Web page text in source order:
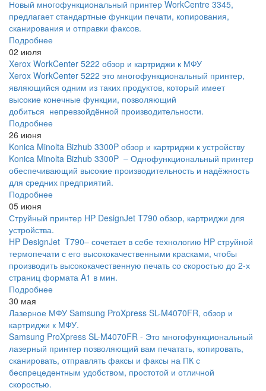
Новый многофункциональный принтер WorkCentre 3345,
предлагает стандартные функции печати, копирования,
сканирования и отправки факсов.
Подробнее
02 июля
Xerox WorkCenter 5222 обзор и картриджи к МФУ
Xerox WorkCenter 5222 это многофункциональный принтер,
являющийся одним из таких продуктов, который имеет
высокие конечные функции, позволяющий
добиться непревзойдённой производительности.
Подробнее
26 июня
Konica Minolta Bizhub 3300P обзор и картриджи к устройству
Konica Minolta Bizhub 3300P – Однофункциональный принтер
обеспечивающий высокие производительность и надёжность
для средних предприятий.
Подробнее
05 июня
Струйный принтер HP DesignJet T790 обзор, картриджи для
устройства.
HP DesignJet T790– сочетает в себе технологию HP струйной
термопечати с его высококачественными красками, чтобы
производить высококачественную печать со скоростью до 2-х
страниц формата A1 в мин.
Подробнее
30 мая
Лазерное МФУ Samsung ProXpress SL-M4070FR, обзор и
картриджи к МФУ.
Samsung ProXpress SL-M4070FR - Это многофункциональный
лазерный принтер позволяющий вам печатать, копировать,
сканировать, отправлять факсы и факсы на ПК с
беспрецедентным удобством, простотой и отличной
скоростью.